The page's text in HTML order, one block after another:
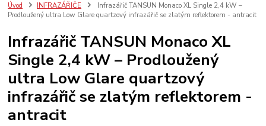
Úvod INFRAZÁŘIČE
Infrazářič TANSUN Monaco XL Single 2,4 kW –
Prodloužený ultra Low Glare quartzový infrazářič se zlatým reflektorem - antracit
Infrazářič TANSUN Monaco XL
Single 2,4 kW – Prodloužený
ultra Low Glare quartzový
infrazářič se zlatým reflektorem -
antracit